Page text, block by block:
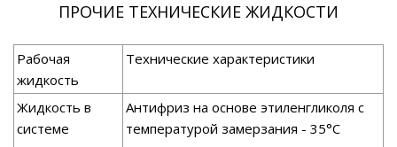
ПРОЧИЕ ТЕХНИЧЕСКИЕ ЖИДКОСТИ
Рабочая
жидкость
Технические характеристики
Жидкость в
системе
Антифриз на основе этиленгликоля с
температурой замерзания - 35°С